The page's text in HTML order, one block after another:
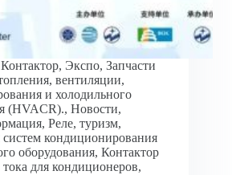
Контактор, Экспо, Запчасти
вентиляции,
и холодильного
(HVACR)., Новости,
, Реле, туризм,
систем кондиционирования
оборудования, Контактор
для кондиционеров,